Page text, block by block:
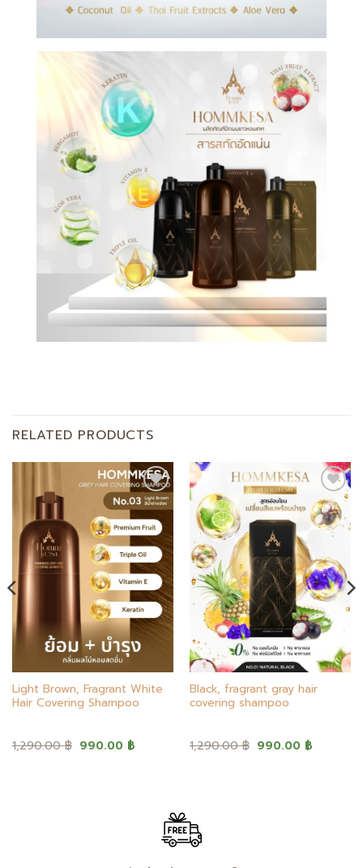
RELATED PRODUCTS
Add to
wishlist
Light Brown, Fragrant White
Hair Covering Shampoo
1,290.00฿ Original
price
990.00 ฿Current
Add to
wishlist
Black, fragrant gray hair
covering shampoo
1,290.00฿ Original
price
990.00 ฿Current